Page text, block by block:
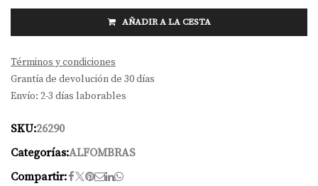
AÑADIR A LA CESTA
Términos y condiciones
Grantía de devolución de 30 días
Envío: 2-3 días laborables
SKU:26290
Categorías:ALFOMBRAS
Compartir: